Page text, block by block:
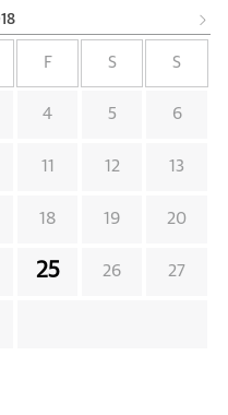
F S S
4 5 6
11 12 13
18 19 20
25 26 27